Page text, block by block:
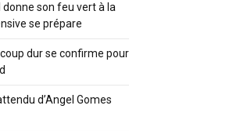
donne son feu vert à la
se prépare
dur se confirme pour
d’Angel Gomes